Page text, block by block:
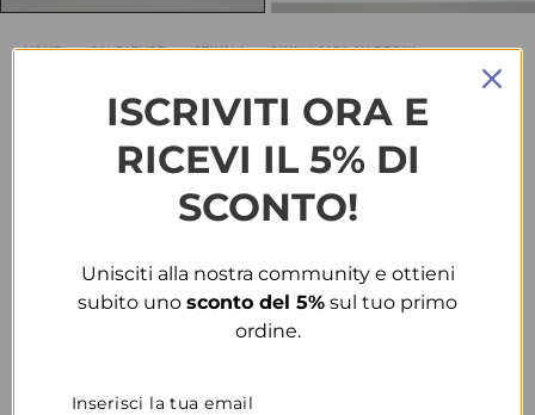
HOME CALZATURE STIVALI SIVALI 3153 MARRONI
Sivali 3153 marroni
€40.00
25.00
40
ISCRIVITI ORA E
RICEVI IL 5% DI
SCONTO!
Unisciti alla nostra community e ottieni
subito uno sconto del 5% sul tuo primo
ordine.